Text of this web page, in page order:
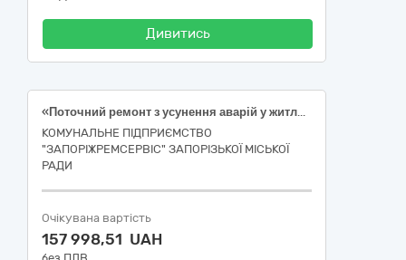
Дивитись
«Поточний ремонт з усунення аварій у житловому фонді внаслідок війни (місця загального користування – віконні прорізи, скління) за адресою: вул. Фелікса Мовчановського/Омельченка, буд. 19/27 у м. Запоріжжя», код 45420000-7 за ДК 021:2015 «Столярні та теслярні роботи» [за кодом НК 018:2023:1122 Житлові будинки з трьома та більше квартирами]
КОМУНАЛЬНЕ ПІДПРИЄМСТВО
"ЗАПОРІЖРЕМСЕРВІС" ЗАПОРІЗЬКОЇ МІСЬКОЇ
РАДИ
Очікувана вартість
157 998,51 UAH